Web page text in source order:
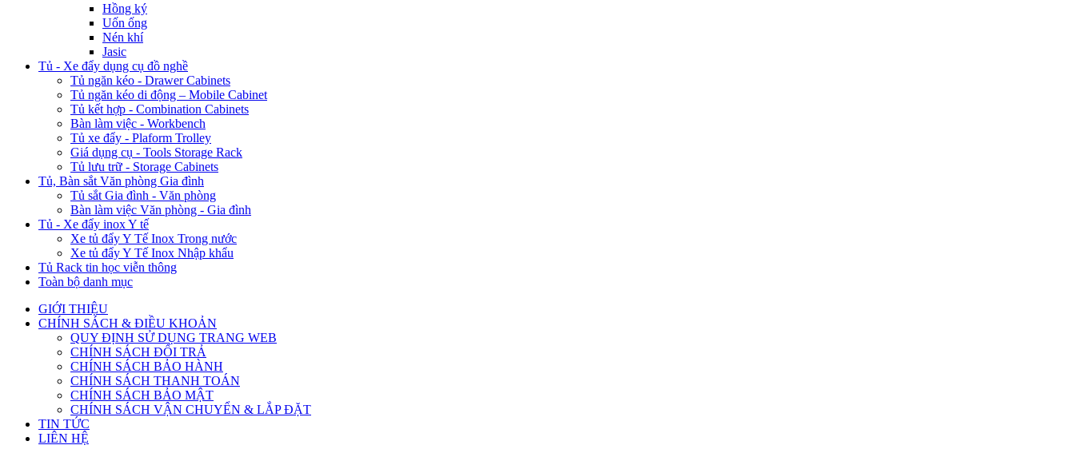
Hồng ký
Uốn ống
Nén khí
Jasic
Tủ - Xe đẩy dụng cụ đồ nghề
Tủ ngăn kéo - Drawer Cabinets
Tủ ngăn kéo di động – Mobile Cabinet
Tủ kết hợp - Combination Cabinets
Bàn làm việc - Workbench
Tủ xe đẩy - Plaform Trolley
Giá dụng cụ - Tools Storage Rack
Tủ lưu trữ - Storage Cabinets
Tủ, Bàn sắt Văn phòng Gia đình
Tủ sắt Gia đình - Văn phòng
Bàn làm việc Văn phòng - Gia đình
Tủ - Xe đẩy inox Y tế
Xe tủ đẩy Y Tế Inox Trong nước
Xe tủ đẩy Y Tế Inox Nhập khẩu
Tủ Rack tin học viễn thông
Toàn bộ danh mục
GIỚI THIỆU
CHÍNH SÁCH & ĐIỀU KHOẢN
QUY ĐỊNH SỬ DỤNG TRANG WEB
CHÍNH SÁCH ĐỔI TRẢ
CHÍNH SÁCH BẢO HÀNH
CHÍNH SÁCH THANH TOÁN
CHÍNH SÁCH BẢO MẬT
CHÍNH SÁCH VẬN CHUYỂN & LẮP ĐẶT
TIN TỨC
LIÊN HỆ